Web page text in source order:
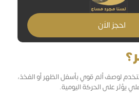
احجز الاَن
لوصف ألم قوي بأسفل الظهر أو الفخذ،
يؤثر على الحركة اليومية.